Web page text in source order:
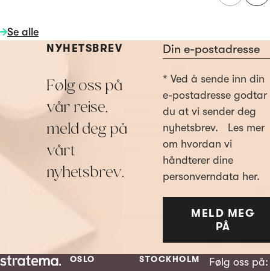
Se alle
NYHETSBREV
Følg oss på
vår reise,
meld deg på
vårt
nyhetsbrev.
Section
* Ved å sende inn din
e-postadresse godtar
du at vi sender deg
nyhetsbrev. Les mer
om hvordan vi
håndterer dine
personverndata her.
MELD MEG
PÅ
OSLO STOCKHOLM
Følg oss på: